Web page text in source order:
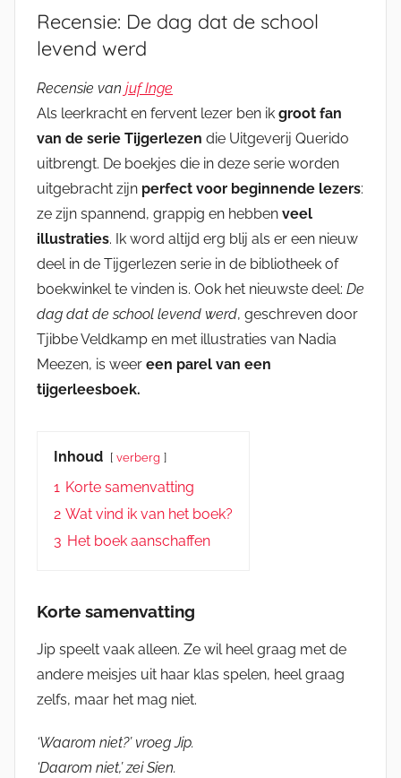
Recensie: De dag dat de school
levend werd
Recensie van juf Inge
Als leerkracht en fervent lezer ben ik groot fan
van de serie Tijgerlezen die Uitgeverij Querido
uitbrengt. De boekjes die in deze serie worden
uitgebracht zijn perfect voor beginnende lezers:
ze zijn spannend, grappig en hebben veel
illustraties. Ik word altijd erg blij als er een nieuw
deel in de Tijgerlezen serie in de bibliotheek of
boekwinkel te vinden is. Ook het nieuwste deel: De
dag dat de school levend werd, geschreven door
Tjibbe Veldkamp en met illustraties van Nadia
Meezen, is weer een parel van een
tijgerleesboek.
Inhoud verberg
1 Korte samenvatting
2 Wat vind ik van het boek?
3 Het boek aanschaffen
Korte samenvatting
Jip speelt vaak alleen. Ze wil heel graag met de
andere meisjes uit haar klas spelen, heel graag
zelfs, maar het mag niet.
‘Waarom niet?’ vroeg Jip.
‘Daarom niet,’ zei Sien.